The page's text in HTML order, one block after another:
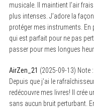
musicale. Il maintient l’air
plus intenses. J’adore la
protéger mes instruments. En
qui est parfait pour ne pas
passer pour mes longues
AirZen_21 (2025-09-13) Note :
Depuis que j’ai le
redécouvre mes livres! Il crée
sans aucun bruit perturbant.